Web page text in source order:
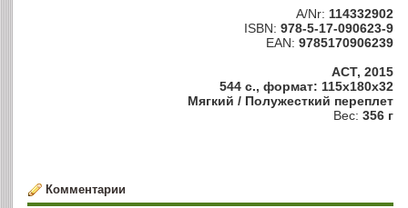
A/Nr: 114332902
ISBN: 978-5-17-090623-9
EAN: 9785170906239
АСТ, 2015
544 с., формат: 115x180x32
Мягкий / Полужесткий переплет
Вес: 356 г
Комментарии